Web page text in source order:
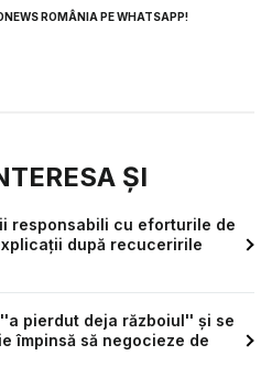
ROMÂNIA PE WHATSAPP!
ȘI
responsabili cu eforturile de
după recuceririle
pierdut deja războiul'' și se
împinsă să negocieze de